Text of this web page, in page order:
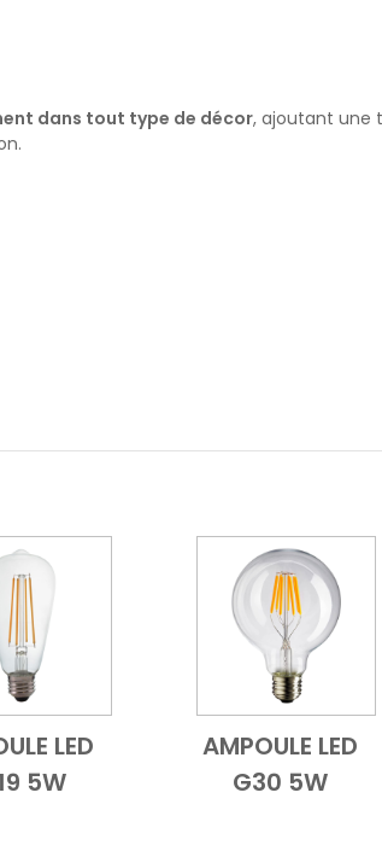
dans tout type de décor, ajoutant une
to Cart
Vue d'ensemble
LED
5W
Add to Cart
Vue
AMPOULE LED
G30 5W